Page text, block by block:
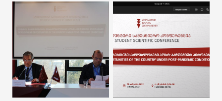
ᲡᲢᲣᲓᲔᲜᲢᲣᲠᲘ ᲪᲮᲝᲕᲠᲔᲑᲐ
ᲙᲝᲜᲢᲐᲥᲢᲘ